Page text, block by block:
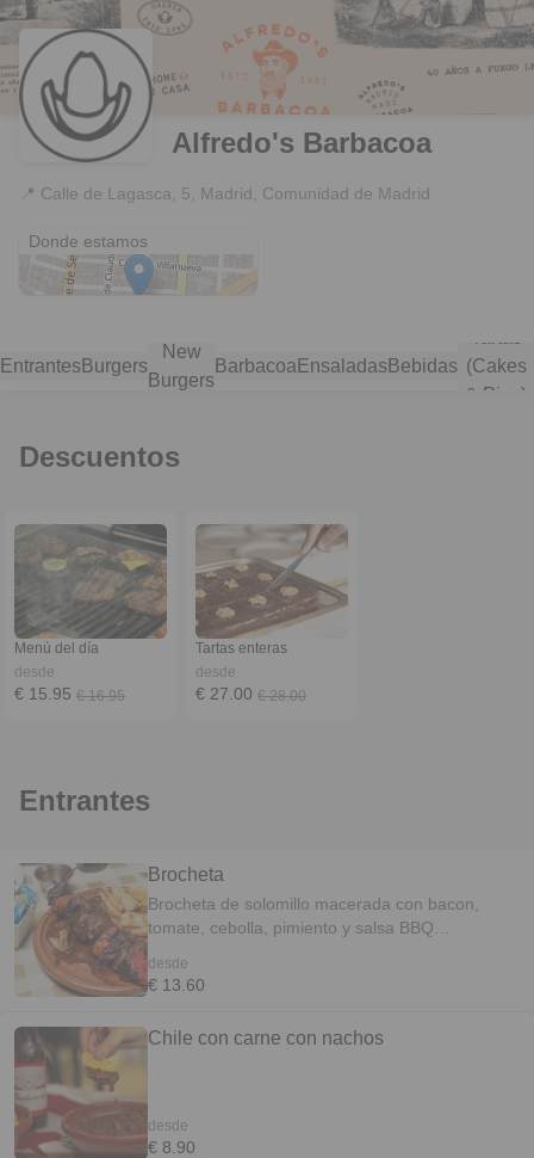
Alfredo's Barbacoa
📍 Calle de Lagasca, 5, Madrid, Comunidad de Madrid
Donde estamos
Entrantes Burgers
New
Burgers
Barbacoa Ensaladas Bebidas (Cakes
& Pies)
Descuentos
Menú del día
desde
€ 15.95 € 16.95
Tartas enteras
desde
€ 27.00 € 28.00
Entrantes
Brocheta
Brocheta de solomillo macerada con bacon,
tomate, cebolla, pimiento y salsa BBQ
desde
€ 13.60
Chile con carne con nachos
desde
€ 8.90